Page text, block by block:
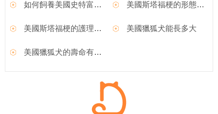
如何飼養美國史特富郡梗 美國斯塔福梗的形態特征
美國斯塔福梗的護理常識 美國獵狐犬能長多大
美國獵狐犬的壽命有多長